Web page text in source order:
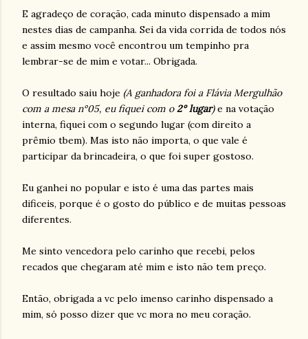
E agradeço de coração, cada minuto dispensado a mim
nestes dias de campanha. Sei da vida corrida de todos nós
e assim mesmo você encontrou um tempinho pra
lembrar-se de mim e votar... Obrigada.
O resultado saiu hoje (A ganhadora foi a Flávia Mergulhão
com a mesa n°05, eu fiquei com o2° lugar)e na votação
interna, fiquei com o segundo lugar (com direito a
prêmio tbem). Mas isto não importa, o que vale é
participar da brincadeira, o que foi super gostoso.
Eu ganhei no popular e isto é uma das partes mais
dificeis, porque é o gosto do público e de muitas pessoas
diferentes.
Me sinto vencedora pelo carinho que recebi, pelos
recados que chegaram até mim e isto não tem preço.
Então, obrigada a vc pelo imenso carinho dispensado a
mim, só posso dizer que vc mora no meu coração.